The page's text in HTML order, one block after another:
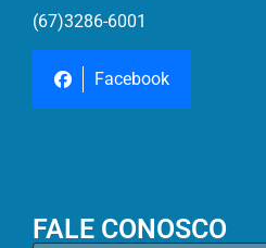
(67)3286-6001
Facebook
FALE CONOSCO